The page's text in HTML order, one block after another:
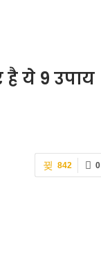
है ये 9 उपाय
0
842